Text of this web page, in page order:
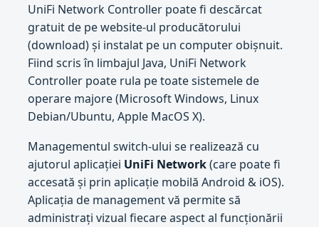
UniFi Network Controller poate fi descărcat
gratuit de pe website-ul producătorului
(download) și instalat pe un computer obișnuit.
Fiind scris în limbajul Java, UniFi Network
Controller poate rula pe toate sistemele de
operare majore (Microsoft Windows, Linux
Debian/Ubuntu, Apple MacOS X).
Managementul switch-ului se realizează cu
ajutorul aplicației UniFi Network(care poate fi
accesată și prin aplicație mobilă Android & iOS).
Aplicația de management vă permite să
administrați vizual fiecare aspect al funcționării